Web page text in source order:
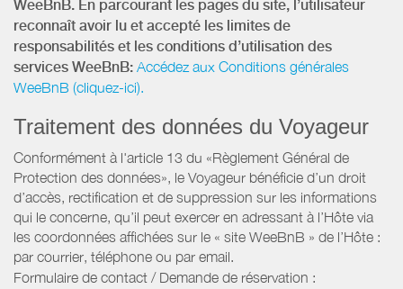
WeeBnB. En parcourant les pages du site, l’utilisateur
reconnaît avoir lu et accepté les limites de
responsabilités et les conditions d’utilisation des
services WeeBnB: Accédez aux Conditions générales
WeeBnB (cliquez-ici).
Traitement des données du Voyageur
Conformément à l'article 13 du «Règlement Général de
Protection des données», le Voyageur bénéficie d’un droit
d’accès, rectification et de suppression sur les informations
qui le concerne, qu’il peut exercer en adressant à l’Hôte via
les coordonnées affichées sur le « site WeeBnB » de l’Hôte :
par courrier, téléphone ou par email.
Formulaire de contact / Demande de réservation :